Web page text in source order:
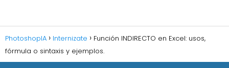
PhotoshopIA Internizate
Función INDIRECTO en Excel: usos,
fórmula o sintaxis y ejemplos.